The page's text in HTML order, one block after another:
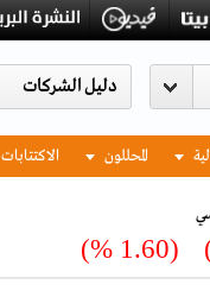
المحللون الاكتتابات
(1.60 %)